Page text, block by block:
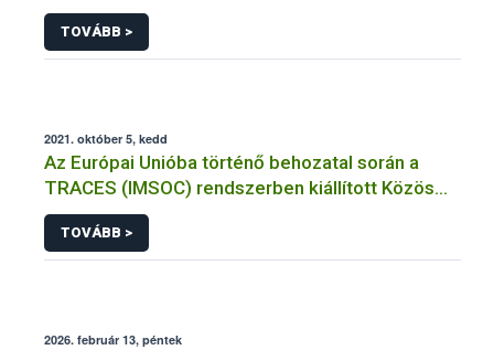
élelmiszerekkel kapcsolatos tájékoztatásáról
szóló 1169/2011/EU rendelet jelölési
kötelezettségeinek összehangolásáról szóló
TOVÁBB >
2021. október 5, kedd
Az Európai Unióba történő behozatal során a
TRACES (IMSOC) rendszerben kiállított Közös
Egészségügyi Beléptetési Okmány: KEBO-D
(angolul: CHEDD) használata
TOVÁBB >
2026. február 13, péntek